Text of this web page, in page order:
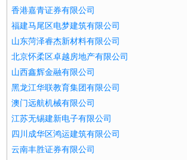
香港嘉青证券有限公司
福建马尾区电梦建筑有限公司
山东菏泽睿杰新材料有限公司
北京怀柔区卓越房地产有限公司
山西鑫辉金融有限公司
黑龙江华联教育集团有限公司
澳门远航机械有限公司
江苏无锡建新电子有限公司
四川成华区鸿运建筑有限公司
云南丰胜证券有限公司